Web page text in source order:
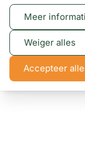
Meer
Weiger alles
Accepteer
Garden